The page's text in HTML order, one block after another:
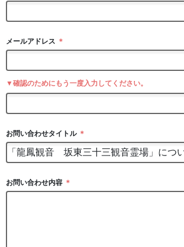
メールアドレス ＊
▼確認のためにもう一度入力してください。
お問い合わせタイトル ＊
お問い合わせ内容 ＊